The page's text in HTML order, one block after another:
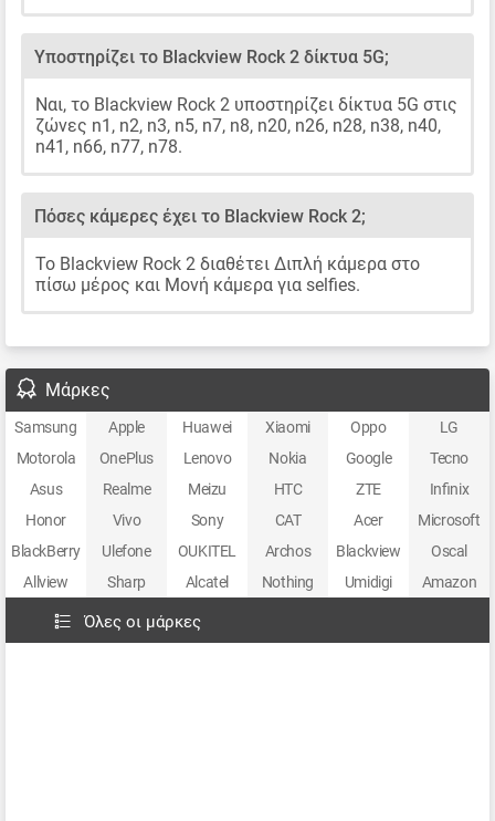
Υποστηρίζει το Blackview Rock 2 δίκτυα 5G;
Ναι, το Blackview Rock 2 υποστηρίζει δίκτυα 5G στις
ζώνες n1, n2, n3, n5, n7, n8, n20, n26, n28, n38, n40,
n41, n66, n77, n78.
Πόσες κάμερες έχει το Blackview Rock 2;
Το Blackview Rock 2 διαθέτει Διπλή κάμερα στο
πίσω μέρος και Μονή κάμερα για selfies.
Μάρκες
Samsung Apple Huawei Xiaomi Oppo
LG
Motorola
OnePlus Lenovo Nokia Google
Tecno
Asus
Realme Meizu HTC ZTE
Infinix
Honor
Vivo Sony CAT Acer
Microsoft
BlackBerry
Ulefone OUKITEL Archos Blackview
Oscal
Allview
Sharp Alcatel Nothing Umidigi Amazon
Όλες οι μάρκες